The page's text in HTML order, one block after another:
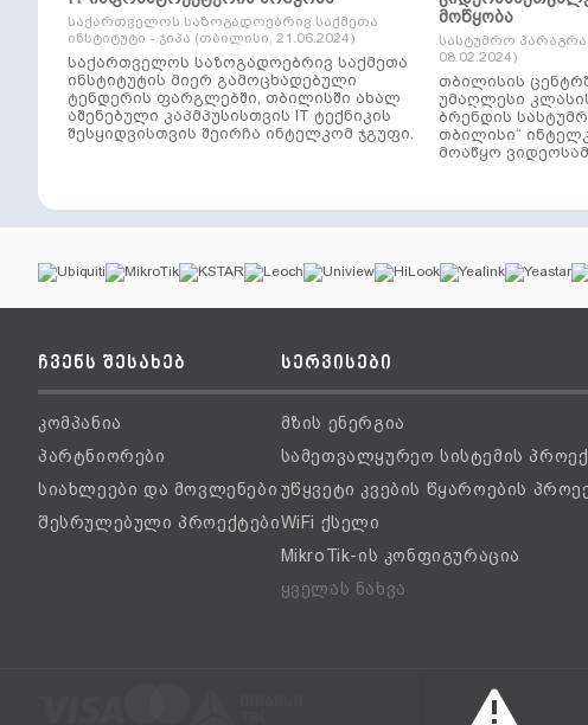
საქართველოს საზოგადოებრივ საქმეთა
ინსტიტუტი - ჯიპა (თბილისი, 21.06.2024)
საქართველოს საზოგადოებრივ საქმეთა
ინსტიტუტის მიერ გამოცხადებული
ტენდერის ფარგლებში, თბილისში ახალ
აშენებული კაპმპუსისთვის IT ტექნიკის
შესყიდვისთვის შეირჩა ინტელკომ ჯგუფი.
მოწყობა
სასტუმრო
08.02.2024)
თბილისის
უმაღლესი კლასის
ბრენდის
თბილისი“
მოაწყო
ჩვენს შესახებ
კომპანია
პარტნიორები
სიახლეები და მოვლენები
შესრულებული პროექტები
სერვისები
მზის ენერგია
სამეთვალყურეო სისტემის
უწყვეტი კვების წყაროების
WiFi ქსელი
MikroTik-ის კონფიგურაცია
ყველას ნახვა